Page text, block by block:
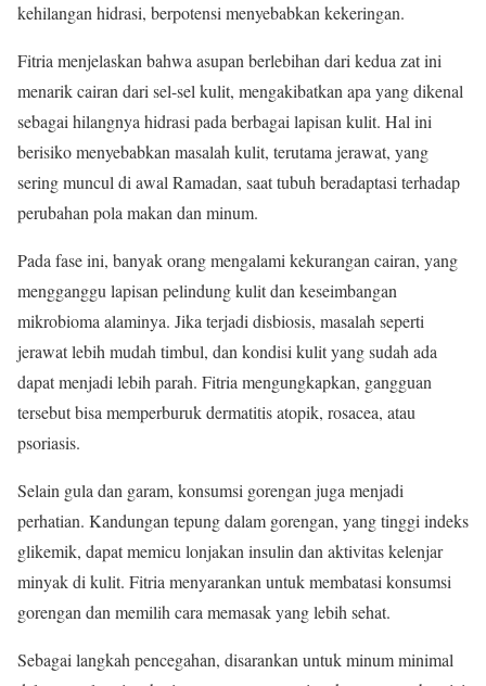
kehilangan hidrasi, berpotensi menyebabkan kekeringan.
Fitria menjelaskan bahwa asupan berlebihan dari kedua zat ini
menarik cairan dari sel-sel kulit, mengakibatkan apa yang dikenal
sebagai hilangnya hidrasi pada berbagai lapisan kulit. Hal ini
berisiko menyebabkan masalah kulit, terutama jerawat, yang
sering muncul di awal Ramadan, saat tubuh beradaptasi terhadap
perubahan pola makan dan minum.
Pada fase ini, banyak orang mengalami kekurangan cairan, yang
mengganggu lapisan pelindung kulit dan keseimbangan
mikrobioma alaminya. Jika terjadi disbiosis, masalah seperti
jerawat lebih mudah timbul, dan kondisi kulit yang sudah ada
dapat menjadi lebih parah. Fitria mengungkapkan, gangguan
tersebut bisa memperburuk dermatitis atopik, rosacea, atau
psoriasis.
Selain gula dan garam, konsumsi gorengan juga menjadi
perhatian. Kandungan tepung dalam gorengan, yang tinggi indeks
glikemik, dapat memicu lonjakan insulin dan aktivitas kelenjar
minyak di kulit. Fitria menyarankan untuk membatasi konsumsi
gorengan dan memilih cara memasak yang lebih sehat.
Sebagai langkah pencegahan, disarankan untuk minum minimal